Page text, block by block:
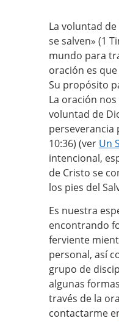
La voluntad
se salven» (1
mundo para
oración es
Su propósito
La oración
voluntad de
perseverancia
10:36) (ver Un
intencional,
de Cristo se
los pies del
Es nuestra
encontrando
ferviente
personal, así
grupo de
algunas
través de la
contactarme